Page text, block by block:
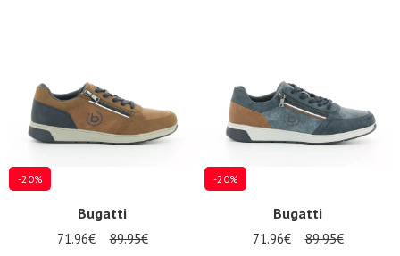
-20%
Bugatti
71.96€ 89.95€
-20%
Bugatti
71.96€ 89.95€